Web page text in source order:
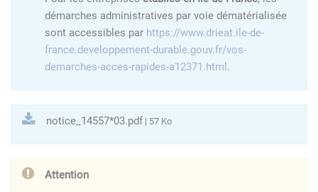
démarches administratives par voie dématérialisée
sont accessibles par https://www.drieat.ile-de-
france.developpement-durable.gouv.fr/vos-
demarches-acces-rapides-a12371.html .
notice_14557*03.pdf | 57 Ko
Attention